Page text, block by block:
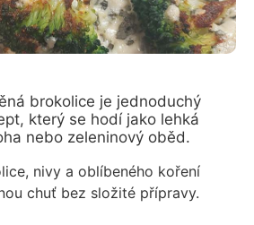
brokolice je jednoduchý
který se hodí jako lehká
nebo zeleninový oběd.
nivy a oblíbeného koření
chuť bez složité přípravy.